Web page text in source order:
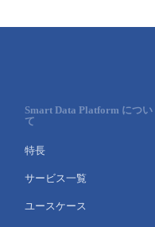
Smart Data Platform につい
て
特長
サービス一覧
ユースケース